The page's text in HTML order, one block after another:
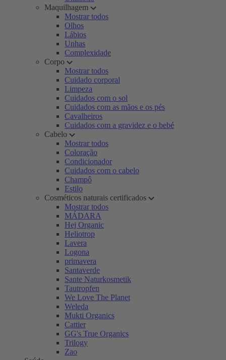
Maquilhagem
Mostrar todos
Olhos
Lábios
Unhas
Complexidade
Corpo
Mostrar todos
Cuidado corporal
Limpeza
Cuidados com o sol
Cuidados com as mãos e os pés
Cavalheiros
Cuidados com a gravidez e o bebé
Cabelo
Mostrar todos
Coloração
Condicionador
Cuidados com o cabelo
Champô
Estilo
Cosméticos naturais certificados
Mostrar todos
MÁDARA
Hej Organic
Heliotrop
Lavera
Logona
primavera
Santaverde
Sante Naturkosmetik
Tautropfen
We Love The Planet
Weleda
Mukti Organics
Cattier
GG's True Organics
Trilogy
Zao